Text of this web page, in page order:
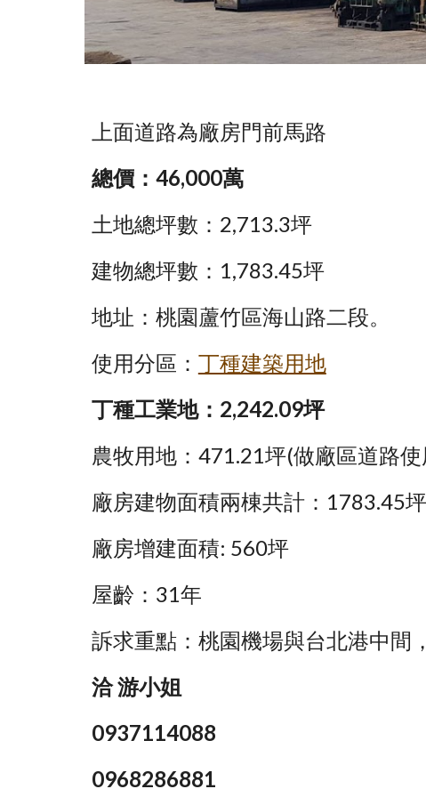
上面道路為廠房門前馬路
總價：46,000萬
土地總坪數：2,713.3坪
建物總坪數：1,783.45坪
地址：桃園蘆竹區海山路二段。
使用分區： 丁種建築用地
丁種工業地：2,242.09坪
農牧用地：471.21坪(做廠區道路使
廠房建物面積兩棟共計：1783.45坪
廠房增建面積: 560坪
屋齡：31年
訴求重點：桃園機場與台北港中間
洽 游小姐
0937114088
0968286881